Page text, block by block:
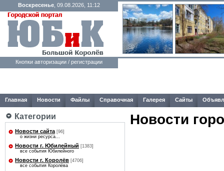
Воскресенье , 09.08.2026, 11:12
Кнопки авторизации / регистрации
Главная Новости Файлы Справочная Галерея Сайты
Категории
Новости сайта [96]
о жизни ресурса...
Новости г. Юбилейный [1383]
все события Юбилейного
Новости г. Королёв [4706]
все события Королёва
Новости